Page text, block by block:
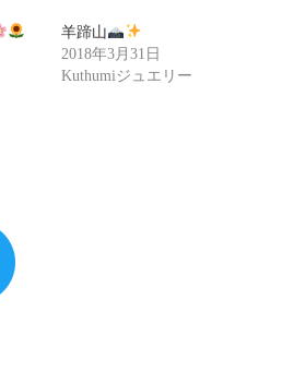
羊蹄山
2018年3月31日
Kuthumiジュエリー